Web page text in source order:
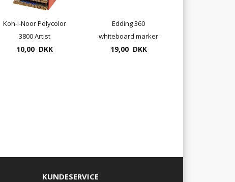
Koh-I-Noor Polycolor
3800 Artist
Farveblyanter -
10,00 DKK
Edding 360
whiteboard marker
1,5/3mm
19,00 DKK
KUNDESERVICE